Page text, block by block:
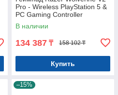
Pro - Wireless PlayStation 5 &
PC Gaming Controller
В наличии
134 387 ₸ 158 102 ₸
Купить
–15%